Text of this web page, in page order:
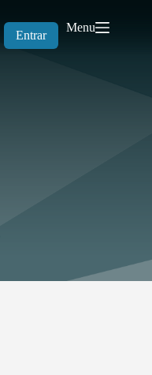
Entrar
Menu